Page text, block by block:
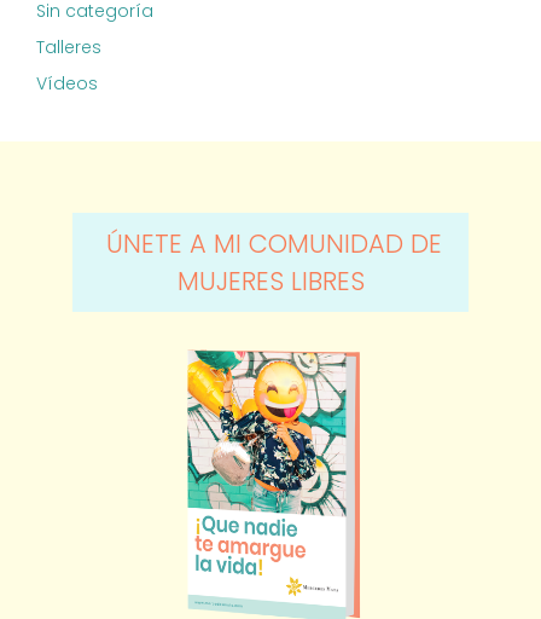
Sin categoría
Talleres
Vídeos
ÚNETE A MI COMUNIDAD DE
MUJERES LIBRES